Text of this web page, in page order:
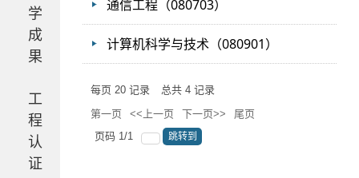
学
成
果
工
程
认
证
通信工程（080703）
计算机科学与技术（080901）
每页 20记录 总共 4记录
第一页
<<上一页 下一页>>
尾页
页码 1/1 跳转到